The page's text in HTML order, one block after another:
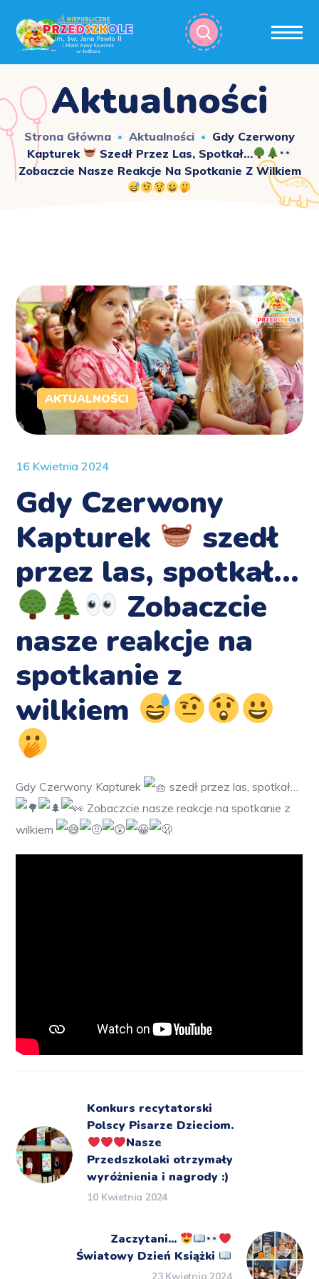
Aktualności
Strona Główna Aktualności
Gdy Czerwony
Kapturek
Szedł Przez Las, Spotkał…
Zobaczcie Nasze Reakcje Na Spotkanie Z Wilkiem
AKTUALNOŚCI
16 Kwietnia 2024
Gdy Czerwony
Kapturek
szedł
przez las, spotkał…
Zobaczcie
nasze reakcje na
spotkanie z
wilkiem
Gdy Czerwony Kapturek
szedł przez las, spotkał…
Zobaczcie nasze reakcje na spotkanie z
wilkiem
Konkurs recytatorski
Polscy Pisarze Dzieciom.
Nasze
Przedszkolaki otrzymały
wyróżnienia i nagrody :)
10 Kwietnia 2024
Zaczytani...
Światowy Dzień Książki